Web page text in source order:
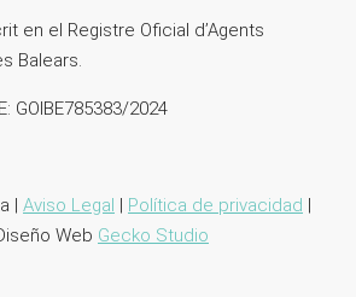
en el Registre Oficial d’Agents
Balears.
GOIBE785383/2024
| Aviso Legal Política de privacidad
Web Gecko Studio